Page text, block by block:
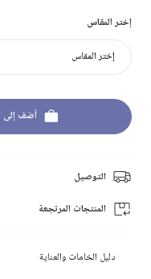
إختر المقاس
إختر المقاس
أضف إلى
التوصيل
المنتجات المرتجعة
دليل الخامات والعناية